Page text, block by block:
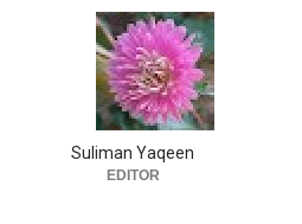
Suliman Yaqeen
EDITOR